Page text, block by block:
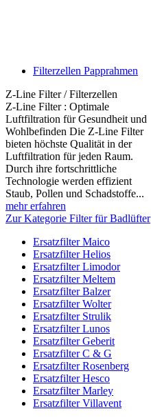
Filterzellen Papprahmen
Z-Line Filter / Filterzellen
Z-Line Filter : Optimale
Luftfiltration für Gesundheit und
Wohlbefinden Die Z-Line Filter
bieten höchste Qualität in der
Luftfiltration für jeden Raum.
Durch ihre fortschrittliche
Technologie werden effizient
Staub, Pollen und Schadstoffe...
mehr erfahren
Zur Kategorie Filter für Badlüfter
Ersatzfilter Maico
Ersatzfilter Helios
Ersatzfilter Limodor
Ersatzfilter Meltem
Ersatzfilter Balzer
Ersatzfilter Wolter
Ersatzfilter Strulik
Ersatzfilter Lunos
Ersatzfilter Geberit
Ersatzfilter C & G
Ersatzfilter Rosenberg
Ersatzfilter Hesco
Ersatzfilter Marley
Ersatzfilter Villavent